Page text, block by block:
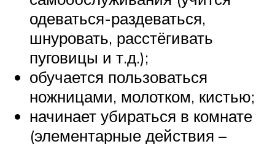
одеваться-раздеваться,
шнуровать, расстёгивать
пуговицы и т.д.);
обучается пользоваться
ножницами, молотком, кистью;
начинает убираться в комнате
(элементарные действия –